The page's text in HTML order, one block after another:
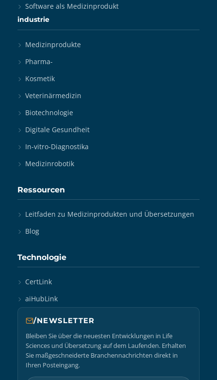
Software als Medizinprodukt
industrie
Medizinprodukte
Pharma-
Kosmetik
Veterinärmedizin
Biotechnologie
Digitale Gesundheit
In-vitro-Diagnostika
Medizinrobotik
Ressourcen
Leitfaden zu Medizinprodukten und Übersetzungen
Blog
Technologie
CertLink
aiHubLink
/NEWSLETTER
Bleiben Sie über die neuesten Entwicklungen in Life
Sciences und Übersetzung auf dem Laufenden. Erhalten
Sie maßgeschneiderte Branchennachrichten direkt in
Ihren Posteingang.